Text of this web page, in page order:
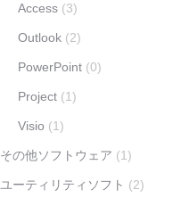
Access (3)
Outlook (2)
PowerPoint (0)
Project (1)
Visio (1)
その他ソフトウェア (1)
ユーティリティソフト (2)